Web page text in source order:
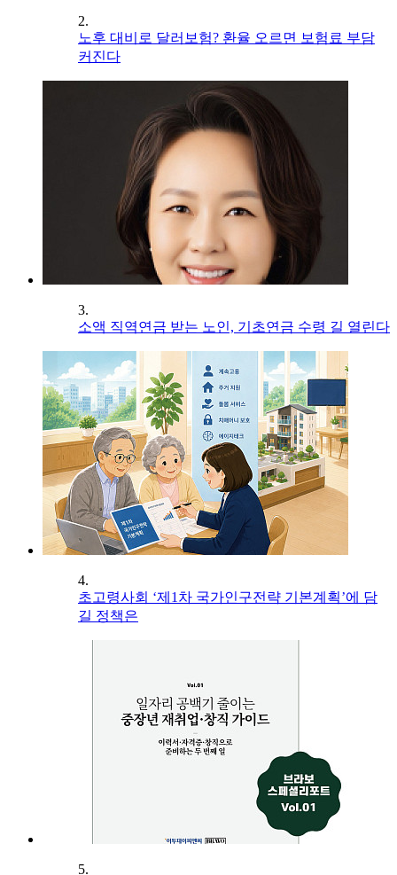
2.
노후 대비로 달러보험? 환율 오르면 보험료 부담
커진다
3.
소액 직역연금 받는 노인, 기초연금 수령 길 열린다
4.
초고령사회 ‘제1차 국가인구전략 기본계획’에 담
길 정책은
5.